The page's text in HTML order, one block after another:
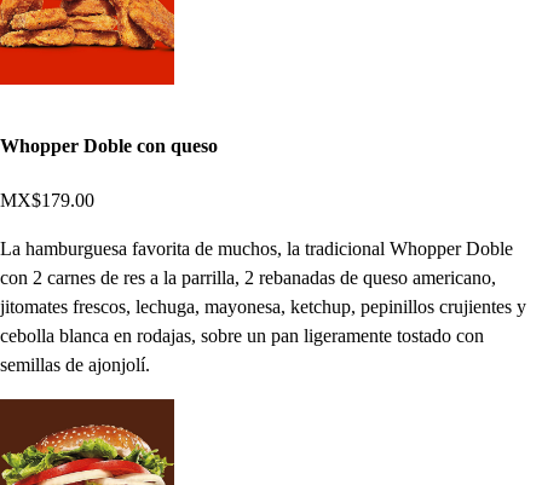
Whopper Doble con queso
MX$179.00
La hamburguesa favorita de muchos, la tradicional Whopper Doble
con 2 carnes de res a la parrilla, 2 rebanadas de queso americano,
jitomates frescos, lechuga, mayonesa, ketchup, pepinillos crujientes y
cebolla blanca en rodajas, sobre un pan ligeramente tostado con
semillas de ajonjolí.